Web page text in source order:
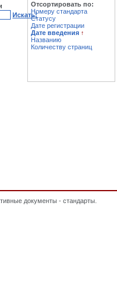
Искать!
Отсортировать по:
Номеру стандарта
Статусу
Дате регистрации
Дате введения ↑
Названию
Количеству страниц
документы - стандарты.